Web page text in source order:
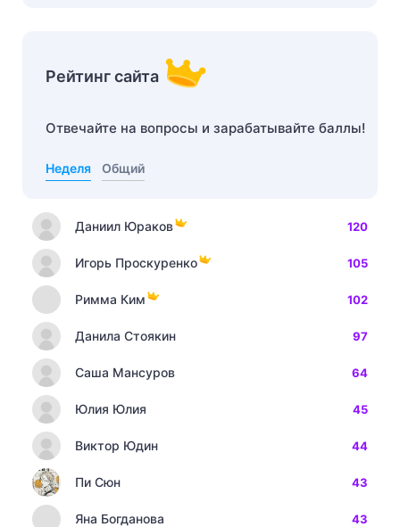
Рейтинг сайта
Отвечайте на вопросы и зарабатывайте баллы!
Неделя Общий
Даниил Юраков 120
Игорь Проскуренко 105
Римма Ким 102
Данила Стоякин 97
Саша Мансуров 64
Юлия Юлия 45
Виктор Юдин 44
Пи Сюн 43
Яна Богданова 43